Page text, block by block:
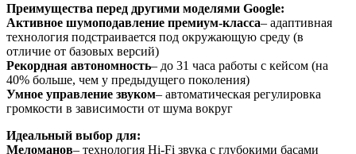
Преимущества перед другими моделями Google:
Активное шумоподавление премиум-класса– адаптивная
технология подстраивается под окружающую среду (в
отличие от базовых версий)
Рекордная автономность– до 31 часа работы с кейсом (на
40% больше, чем у предыдущего поколения)
Умное управление звуком– автоматическая регулировка
громкости в зависимости от шума вокруг
Идеальный выбор для:
Меломанов– технология Hi-Fi звука с глубокими басами